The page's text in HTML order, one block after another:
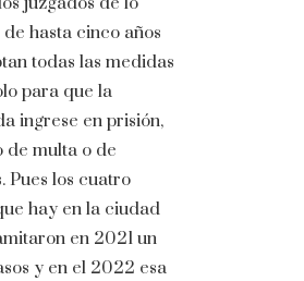
hasta cinco años
todas las medidas
para que la
ingrese en prisión,
de multa o de
Pues los cuatro
hay en la ciudad
en 2021 un
y en el 2022 esa